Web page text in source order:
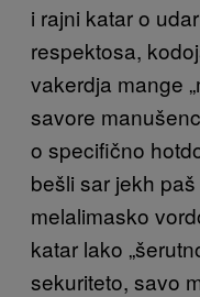
i rajni katar o
respektosa,
vakerdja mange
savore
o specifično
bešli sar jekh
melalimasko
katar lako
sekuriteto, savo